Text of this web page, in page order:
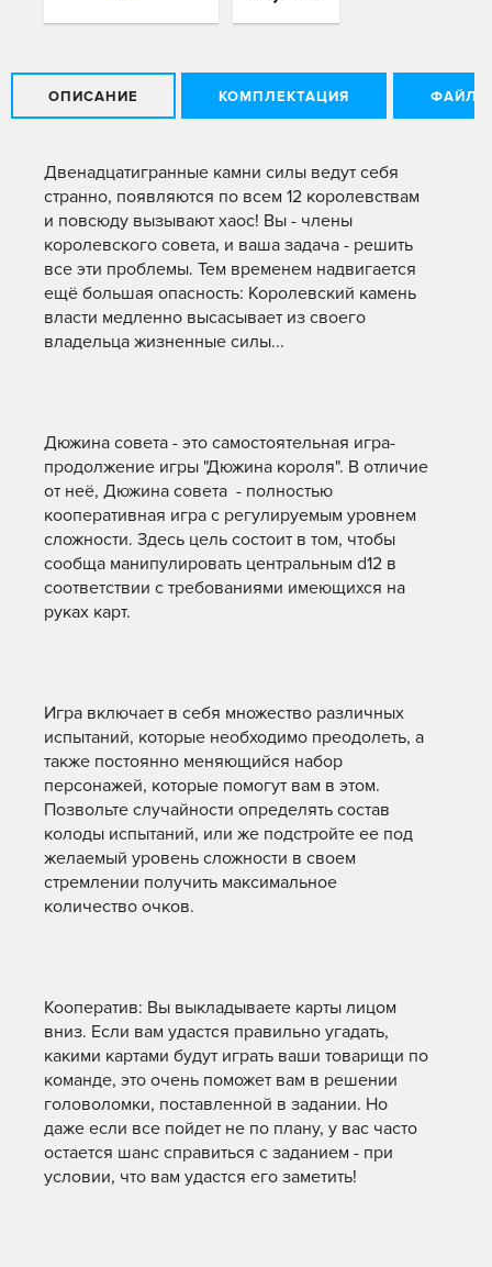
ОПИСАНИЕ КОМПЛЕКТАЦИЯ ФАЙЛЫ
Двенадцатигранные камни силы ведут себя
странно, появляются по всем 12 королевствам
и повсюду вызывают хаос! Вы - члены
королевского совета, и ваша задача - решить
все эти проблемы. Тем временем надвигается
ещё большая опасность: Королевский камень
власти медленно высасывает из своего
владельца жизненные силы...
Дюжина совета - это самостоятельная игра-
продолжение игры "Дюжина короля". В отличие
от неё, Дюжина совета - полностью
кооперативная игра с регулируемым уровнем
сложности. Здесь цель состоит в том, чтобы
сообща манипулировать центральным d12 в
соответствии с требованиями имеющихся на
руках карт.
Игра включает в себя множество различных
испытаний, которые необходимо преодолеть, а
также постоянно меняющийся набор
персонажей, которые помогут вам в этом.
Позвольте случайности определять состав
колоды испытаний, или же подстройте ее под
желаемый уровень сложности в своем
стремлении получить максимальное
количество очков.
Кооператив: Вы выкладываете карты лицом
вниз. Если вам удастся правильно угадать,
какими картами будут играть ваши товарищи по
команде, это очень поможет вам в решении
головоломки, поставленной в задании. Но
даже если все пойдет не по плану, у вас часто
остается шанс справиться с заданием - при
условии, что вам удастся его заметить!